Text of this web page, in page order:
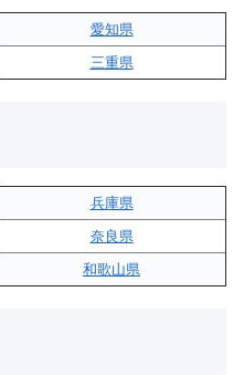
愛知県
三重県
兵庫県
奈良県
和歌山県